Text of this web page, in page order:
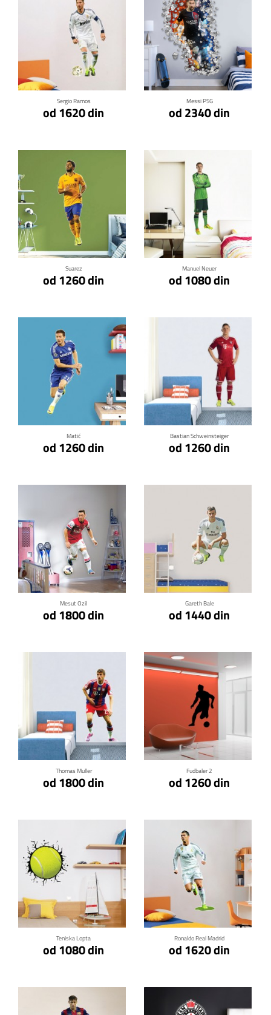
Sergio Ramos
od 1620 din
Klikni za detalje
Messi PSG
od 2340 din
Klikni za detalje
Suarez
od 1260 din
Klikni za detalje
Manuel Neuer
od 1080 din
Klikni za detalje
Matić
od 1260 din
Klikni za detalje
Bastian Schweinsteiger
od 1260 din
Klikni za detalje
Mesut Ozil
od 1800 din
Klikni za detalje
Gareth Bale
od 1440 din
Klikni za detalje
Thomas Muller
od 1800 din
Klikni za detalje
Fudbaler 2
od 1260 din
Klikni za detalje
Teniska Lopta
od 1080 din
Klikni za detalje
Ronaldo Real Madrid
od 1620 din
Klikni za detalje